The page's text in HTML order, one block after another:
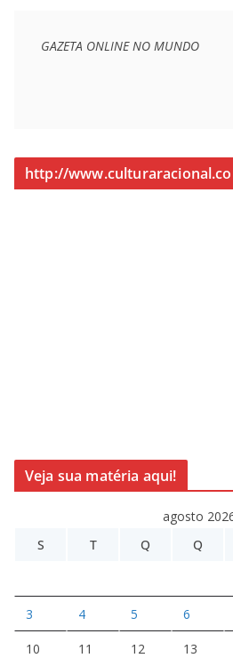
GAZETA ONLINE NO MUNDO
http://
Veja sua matéria aqui!
agosto
S
T Q Q
3 4 5 6
10 11 12 13